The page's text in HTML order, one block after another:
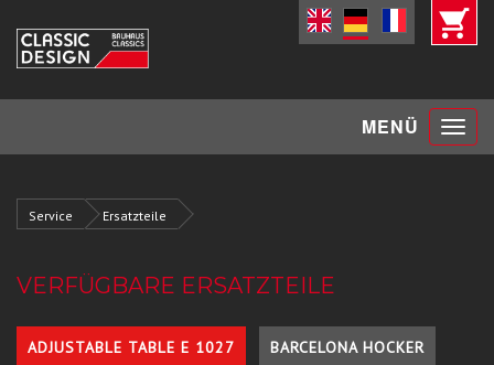
MENÜ Toggle
Service Ersatzteile
VERFÜGBARE ERSATZTEILE
ADJUSTABLE TABLE E 1027 BARCELONA HOCKER